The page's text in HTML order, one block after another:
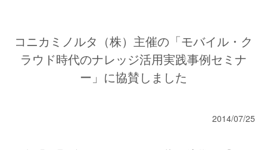
コニカミノルタ（株）主催の「モバイル・ク
ラウド時代のナレッジ活用実践事例セミナ
ー」に協賛しました
2014/07/25